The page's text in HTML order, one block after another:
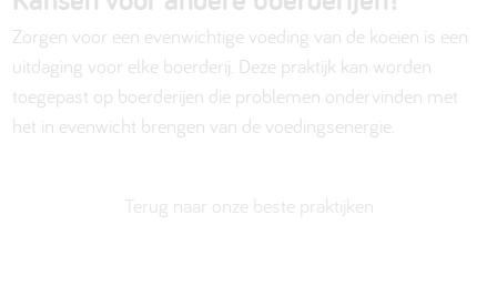
Zorgen voor een evenwichtige voeding van de koeien is een
uitdaging voor elke boerderij. Deze praktijk kan worden
toegepast op boerderijen die problemen ondervinden met
het in evenwicht brengen van de voedingsenergie.
Terug naar onze beste praktijken